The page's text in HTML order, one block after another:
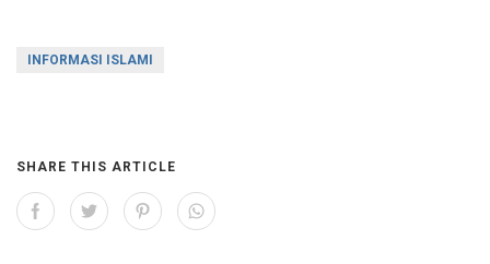
INFORMASI ISLAMI
SHARE THIS ARTICLE